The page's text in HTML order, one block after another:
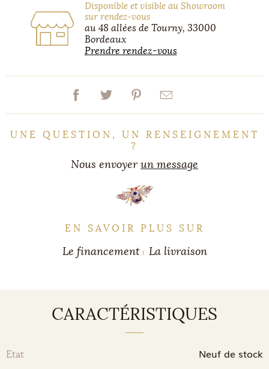
Disponible et visible au Showroom
sur rendez-vous
au 48 allées de Tourny, 33000
Bordeaux
Prendre rendez-vous
UNE QUESTION, UN RENSEIGNEMENT
?
Nous envoyerun message
EN SAVOIR PLUS SUR
Le financement La livraison
CARACTÉRISTIQUES
Etat Neuf de stock